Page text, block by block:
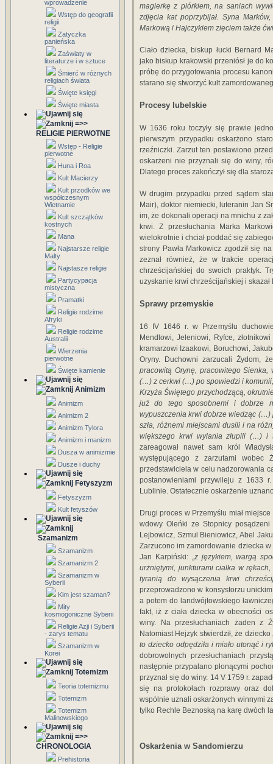
wprowadzenie
Wstęp do geografii
religii
Zatyczka
panieńska
Zaświaty w
literaturze i w sztuce
Śmierć w różnych
religiach świata
Święte księgi
Święte miasta
=>>
RELIGIE PIERWOTNE
Wstęp - Religie
pierwotne
Huna i Roa
Kult Macierzy
Kult przodków we
współczesnym
Wietnamie
Kult szczątków
kostnych
Mana
Najstarsze religie
Malty
Najstasze religie
Partycypacja
mistyczna
Pramatki
Religie rodzime
Afryki
Religie rodzime
Australii
Wierzenia
pierwotne
Święte kamienie
Animizm
Animizm
Animizm 2
Animizm Tylora
Animizm i manizm
Dusza w animizmie
Dusze i duchy
Fetyszyzm
Fetyszyzm
Kult fetyszów
Szamanizm
Szamanizm
Szamanizm 2
Szamanizm w
Syberii
Kim jest szaman?
Mity
kosmogoniczne Syberii
Religie Azji i Syberii
- zarys tematu
Szamanizm w
Korei
Totemizm
Teoria totemizmu
Totemizm
Totemizm
Malinowskiego
=>>
CHRONOLOGIA
Prehistoria
magierkę z piórkiem, na saniach
zdjęcia kat poprzybijał. Syna
Markową i Hajczykiem zięciem także
Ciało dziecka, biskup łucki Bernard
jako biskup krakowski przeniósł je do
próbę do przygotowania procesu
starano się stworzyć kult
Procesy lubelskie
W 1636 roku toczyły się prawie
pierwszym przypadku oskarżono
rzeźniczki. Zarzut ten postawiono
oskarżeni nie przyznali się do winy,
Dlatego proces zakończył się dla
W drugim przypadku przed sądem
Mair), doktor niemiecki, luteranin Jan
im, że dokonali operacji na mnichu z
krwi. Z przesłuchania Marka
wielokrotnie i chciał poddać się
strony Pawła Markowicz zgodził się
zeznał również, że w trakcie
chrześcijańskiej do swoich praktyk.
uzyskanie krwi chrześcijańskiej i
Sprawy przemyskie
16 IV 1646 r. w Przemyślu
Mendlowi, Jeleniowi, Ryfce,
kramarzowi Izaakowi, Boruchowi,
Oryny. Duchowni zarzucali Żydom,
pracowitą Orynę, pracowitego
(…) z cerkwi (…) po spowiedzi i
Krzyża Świętego przychodzącą,
już do tego sposobnemi i dobrze
wypuszczenia krwi dobrze wiedząc (…)
szła, różnemi miejscami dusili i na
większego krwi wylania złupili (…)
zareagował nawet sam król
występującego z zarzutami wobec
przedstawiciela w celu nadzorowania
postanowieniami przywileju z 1633
Lublinie. Ostatecznie oskarżenie
Drugi proces w Przemyślu miał
wdowy Oleńki ze Stopnicy
Lejbowicz, Szmul Bieniowicz, Abel
Zarzucono im zamordowanie dziecka w
Jan Karpiński: „z językiem, wargą
urżniętymi, junkturami cialka w
tyranią do wysączenia krwi
przeprowadzono w konsystorzu
a potem do landwójtowskiego
fakt, iż z ciała dziecka w obecności
winy. Na przesłuchaniach żaden z
Natomiast Hejzyk stwierdził, że dziecko
to dziecko odpędziła i miało utonąć i
dobrowolnych przesłuchaniach
następnie przypalano płonącymi
przyznał się do winy. 14 V 1759 r.
się na protokołach rozprawy oraz
wspólnie uznali oskarżonych winnymi
tylko Rechle Beznoską na karę dwóch
Oskarżenia w Sandomierzu